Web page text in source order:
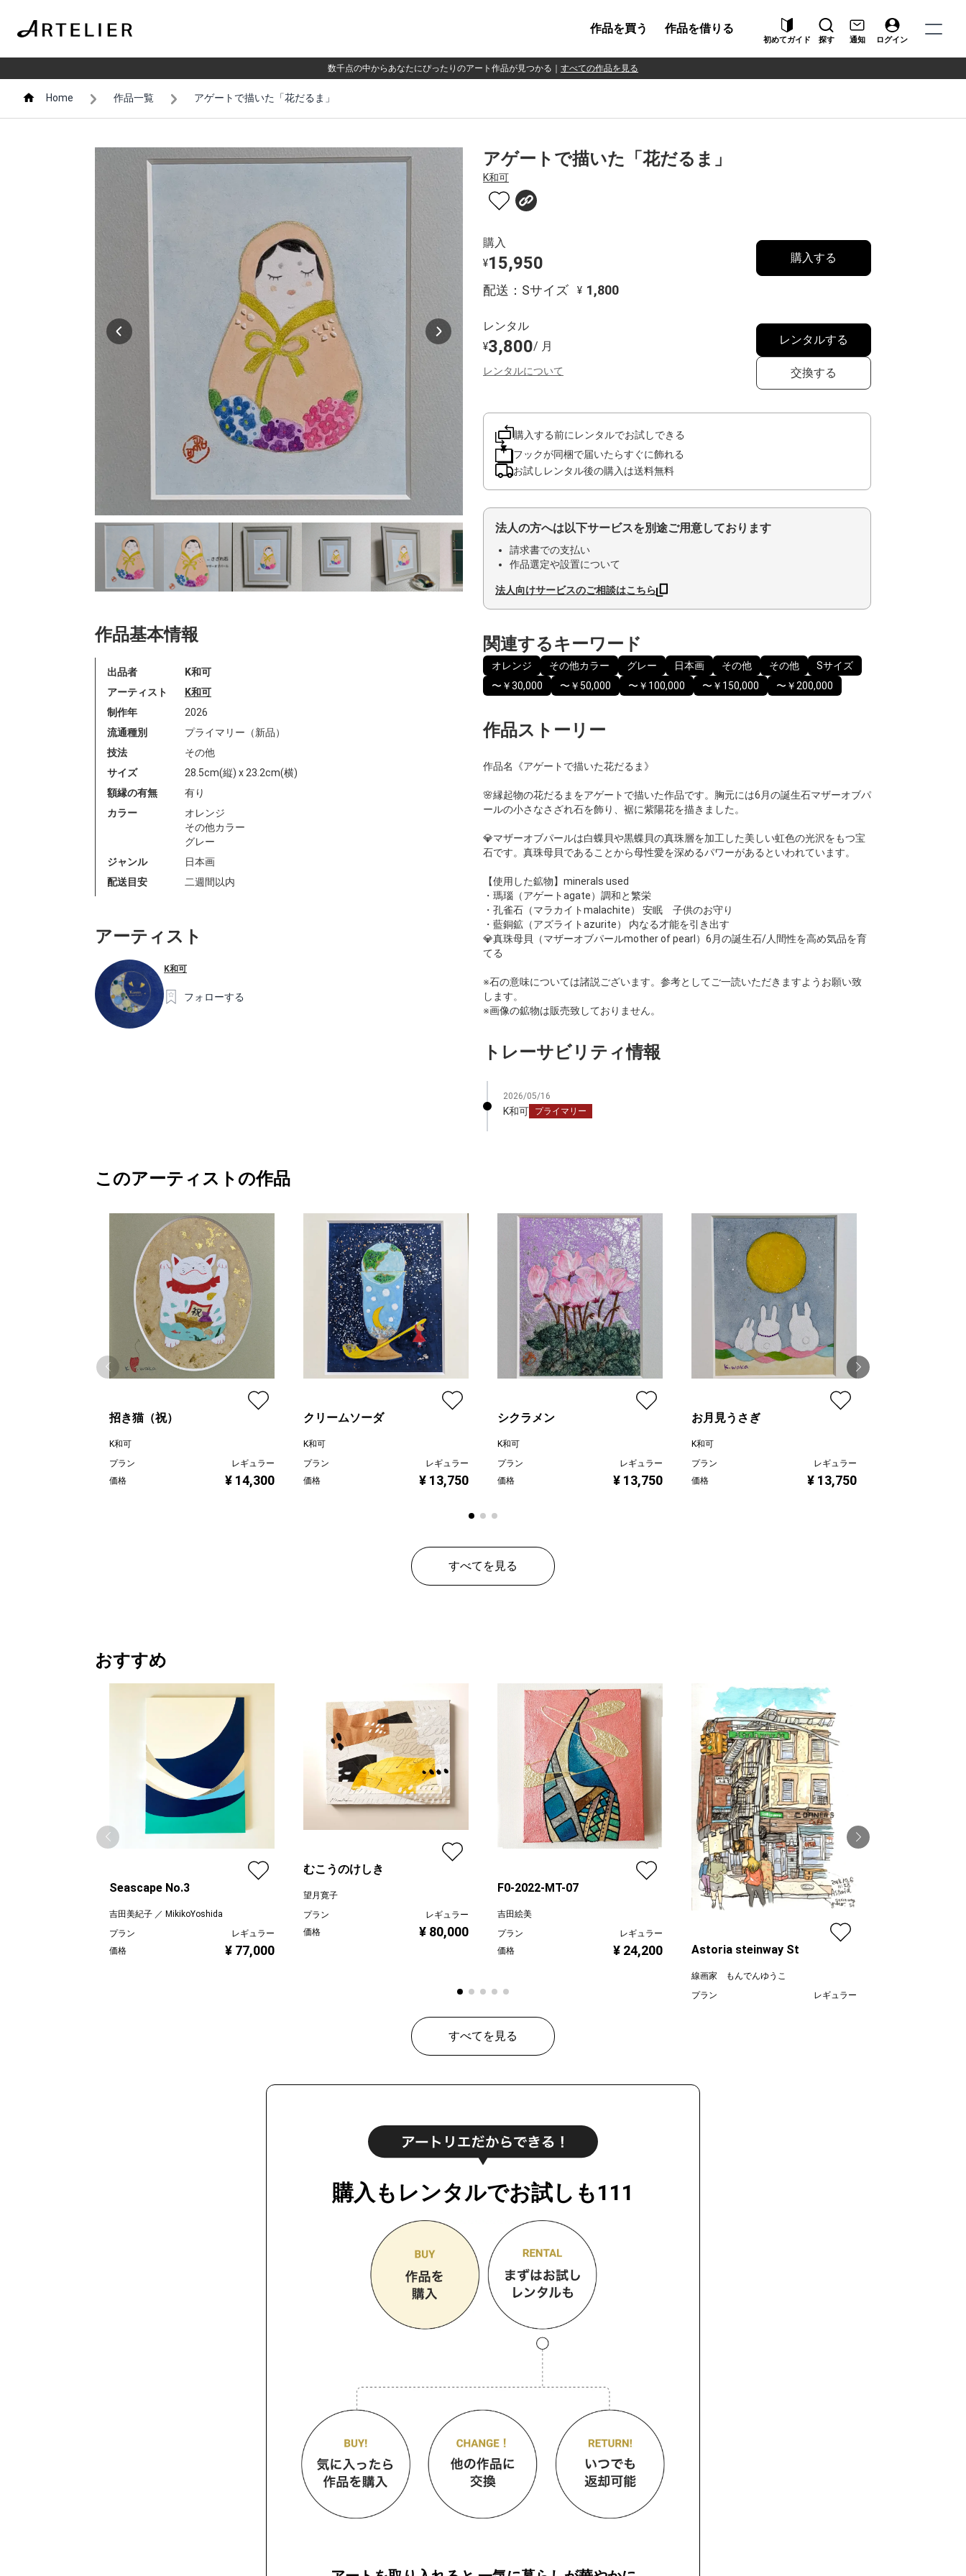
作品を買う 作品を借りる
初めてガイド 探す 通知 ログイン
数千点の中からあなたにぴったりのアート作品が見つかる すべての作品を見る
Home 作品一覧 アゲートで描いた「花だるま」
作品基本情報
出品者
K和可
アーティスト
K和可
制作年
2026
流通種別
プライマリー（新品）
技法
その他
サイズ
28.5cm(縦) x 23.2cm(横)
額縁の有無
有り
カラー
オレンジ
その他カラー
グレー
ジャンル
日本画
配送目安
二週間以内
アーティスト
K和可
フォローする
アゲートで描いた「花だるま」
K和可
購入
¥15,950
配送：Sサイズ ¥ 1,800
購入する
レンタル
¥3,800/ 月
レンタルについて
レンタルする
交換する
購入する前にレンタルでお試しできる
フックが同梱で届いたらすぐに飾れる
お試しレンタル後の購入は送料無料
法人の方へは以下サービスを別途ご用意しております
請求書での支払い
作品選定や設置について
法人向けサービスのご相談はこちら
関連するキーワード
オレンジ その他カラー グレー 日本画 その他 その他
Sサイズ
〜￥30,000
〜￥50,000 〜￥100,000 〜￥150,000 〜￥200,000
作品ストーリー
作品名《アゲートで描いた花だるま》
🌸縁起物の花だるまをアゲートで描いた作品です。胸元には6月の誕生石マザーオブパ
ールの小さなさざれ石を飾り、裾に紫陽花を描きました。
💎マザーオブパールは白蝶貝や黒蝶貝の真珠層を加工した美しい虹色の光沢をもつ宝
石です。真珠母貝であることから母性愛を深めるパワーがあるといわれています。
【使用した鉱物】minerals used
・瑪瑙（アゲートagate）調和と繁栄
・孔雀石（マラカイトmalachite） 安眠 子供のお守り
・藍銅鉱（アズライトazurite） 内なる才能を引き出す
💎真珠母貝（マザーオブパールmother of pearl）6月の誕生石/人間性を高め気品を育
てる
※石の意味については諸説ございます。参考としてご一読いただきますようお願い致
します。
※画像の鉱物は販売致しておりません。
トレーサビリティ情報
2026/05/16
K和可 プライマリー
このアーティストの作品
招き猫（祝）
K和可
プラン
レギュラー
価格
¥ 14,300
クリームソーダ
K和可
プラン
レギュラー
価格
¥ 13,750
シクラメン
K和可
プラン
レギュラー
価格
¥ 13,750
お月見うさぎ
K和可
プラン
レギュラー
価格
¥ 13,750
すべてを見る
おすすめ
Seascape No.3
吉田美紀子 ／ MikikoYoshida
プラン
レギュラー
価格
¥ 77,000
むこうのけしき
望月寛子
プラン
レギュラー
価格
¥ 80,000
F0-2022-MT-07
吉田絵美
プラン
レギュラー
価格
¥ 24,200 Astoria steinway St
線画家 もんでんゆうこ
プラン
レギュラー
すべてを見る
購入もレンタルでお試しも111